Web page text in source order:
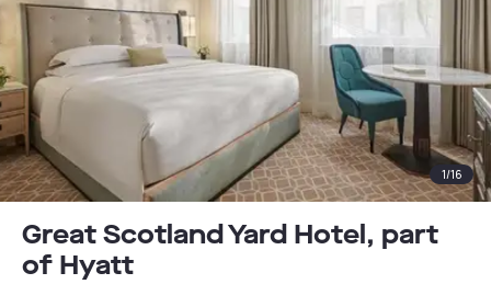
1/16
Great Scotland Yard Hotel, part
of Hyatt